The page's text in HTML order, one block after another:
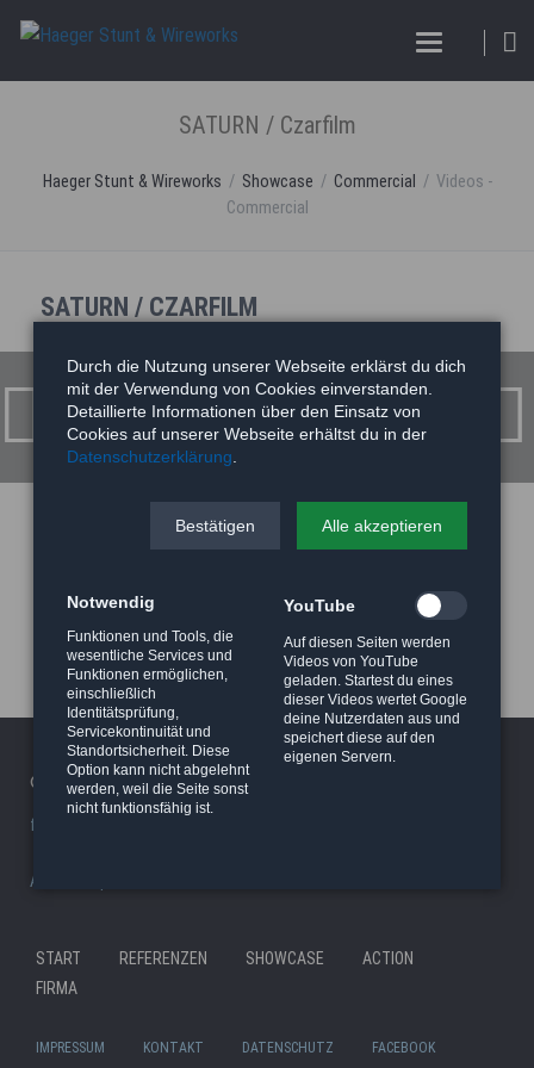
SATURN / Czarfilm
Haeger Stunt & Wireworks Showcase Commercial
Videos -
Commercial
SATURN / CZARFILM
© 2026 Haeger Stunt & Wireworks Ltd. - Berlin
facility/studio
AP8actionpact
START REFERENZEN SHOWCASE
ACTION
FIRMA
überspringen
IMPRESSUM KONTAKT DATENSCHUTZ FACEBOOK
Durch die Nutzung unserer Webseite erklärst du dich
mit der Verwendung von Cookies einverstanden.
Detaillierte Informationen über den Einsatz von
Cookies auf unserer Webseite erhältst du in der
Datenschutzerklärung.
Bestätigen Alle akzeptieren
Notwendig
Funktionen und Tools, die
wesentliche Services und
Funktionen ermöglichen,
einschließlich
Identitätsprüfung,
Servicekontinuität und
Standortsicherheit. Diese
Option kann nicht abgelehnt
werden, weil die Seite sonst
nicht funktionsfähig ist.
YouTube
Auf diesen Seiten werden
Videos von YouTube
geladen. Startest du eines
dieser Videos wertet Google
deine Nutzerdaten aus und
speichert diese auf den
eigenen Servern.